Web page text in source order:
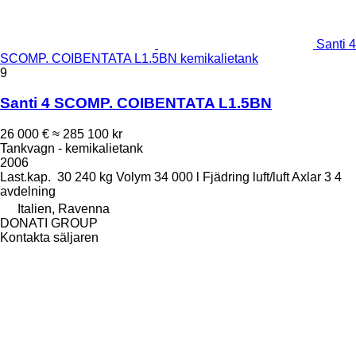
Santi 4
SCOMP. COIBENTATA L1.5BN kemikalietank
9
Santi 4 SCOMP. COIBENTATA L1.5BN
26 000 € ≈ 285 100 kr
Tankvagn - kemikalietank
2006
Last.kap. 30 240 kg Volym 34 000 l Fjädring luft/luftAxlar 3 4
avdelning
Italien, Ravenna
DONATI GROUP
Kontakta säljaren